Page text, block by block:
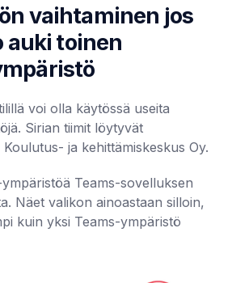
vaihtaminen jos
auki toinen
voi olla käytössä useita
Sirian tiimit löytyvät
ja kehittämiskeskus Oy.
Teams-sovelluksen
Näet valikon ainoastaan silloin,
kuin yksi Teams-ympäristö